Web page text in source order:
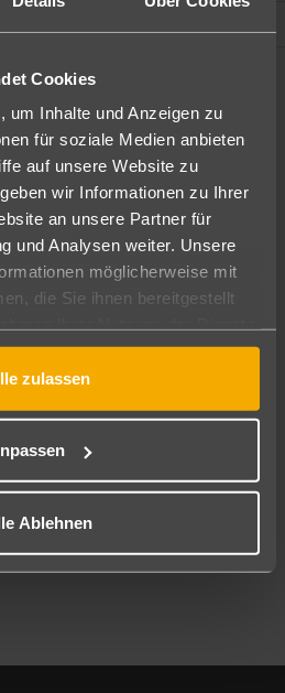
Cookies
um Inhalte und Anzeigen zu
für soziale Medien anbieten
auf unsere Website zu
wir Informationen zu Ihrer
an unsere Partner für
und Analysen weiter. Unsere
möglicherweise mit
die Sie ihnen bereitgestellt
zulassen
Ablehnen
Wünschen
Nur Hotel
7-21 Nächte
anzeigen